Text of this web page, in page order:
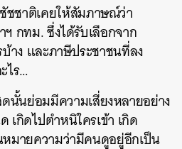
ชาติเคยให้สัมภาษณ์ว่า
กทม. ซึ่งได้รับเลือกจาก
าง และภาษีประชาชนที่ลง
ไร…
นั้นย่อมมีความเสี่ยงหลายอย่าง
เกิดไปตำหนิใครเข้า เกิด
หมายความว่ามีคนดูอยู่อีกเป็น